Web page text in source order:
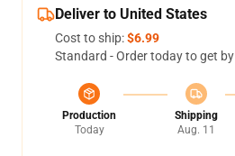
Deliver to United States
Cost to ship:$6.99
Standard - Order today to get by
Production
Today
Shipping
Aug. 11